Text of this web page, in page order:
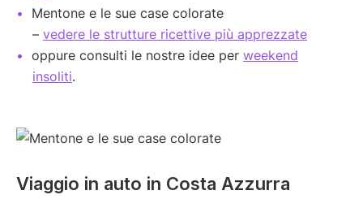
Mentone e le sue case colorate
– vedere le strutture ricettive più apprezzate
oppure consulti le nostre idee per weekend
insoliti.
Viaggio in auto in Costa Azzurra